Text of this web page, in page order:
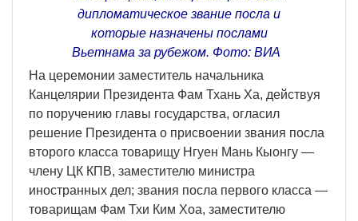
дипломатическое звание посла и
которые назначены послами
Вьетнама за рубежом. Фото: ВИА
На церемонии заместитель начальника
Канцелярии Президента Фам Тхань Ха, действуя
по поручению главы государства, огласил
решение Президента о присвоении звания посла
второго класса товарищу Нгуен Мань Кыонгу —
члену ЦК КПВ, заместителю министра
иностранных дел; звания посла первого класса —
товарищам Фам Тхи Ким Хоа, заместителю